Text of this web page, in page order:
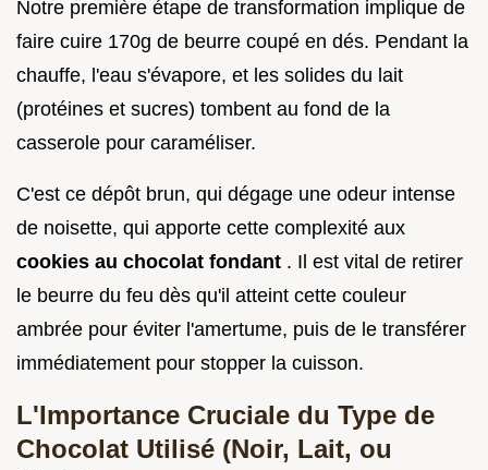
Notre première étape de transformation implique de
faire cuire 170g de beurre coupé en dés. Pendant la
chauffe, l'eau s'évapore, et les solides du lait
(protéines et sucres) tombent au fond de la
casserole pour caraméliser.
C'est ce dépôt brun, qui dégage une odeur intense
de noisette, qui apporte cette complexité aux
cookies au chocolat fondant . Il est vital de retirer
le beurre du feu dès qu'il atteint cette couleur
ambrée pour éviter l'amertume, puis de le transférer
immédiatement pour stopper la cuisson.
L'Importance Cruciale du Type de
Chocolat Utilisé (Noir, Lait, ou